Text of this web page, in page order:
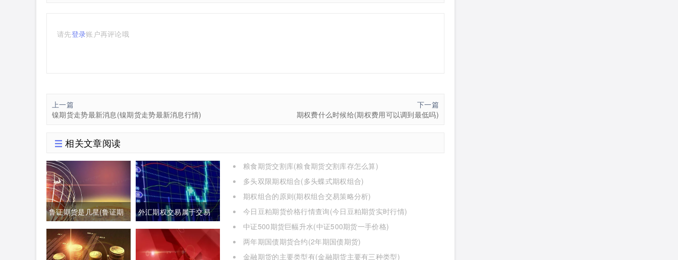
请先登录账户再评论哦
上一篇
镍期货走势最新消息(镍期货走势最新消息行情)
下一篇
期权费什么时候给(期权费用可以调到最低吗)
相关文章阅读
鲁证期货是几星(鲁证期
货最新消息)
外汇期权交易属于交易
性金融负债吗(外汇期权
交易是指交易双方)
粮食期货交割库(粮食期货交割库存怎么算)
多头双限期权组合(多头蝶式期权组合)
期权组合的原则(期权组合交易策略分析)
今日豆粕期货价格行情查询(今日豆粕期货实时行情)
中证500期货巨幅升水(中证500期货一手价格)
两年期国债期货合约(2年期国债期货)
金融期货的主要类型有(金融期货主要有三种类型)